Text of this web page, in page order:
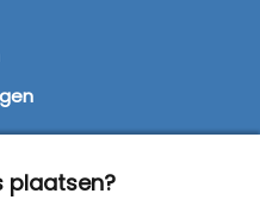
plaatsen?